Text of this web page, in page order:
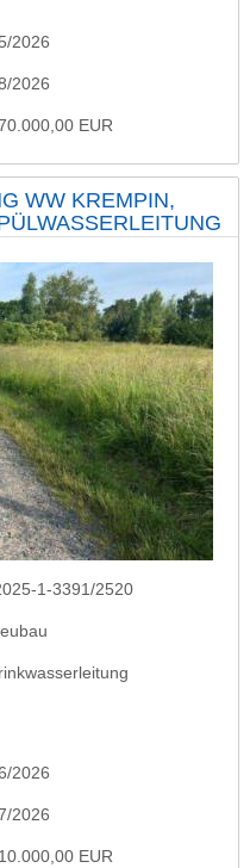
2026
2026
EUR
WW KREMPIN,
1-3391/2520
2026
2026
EUR